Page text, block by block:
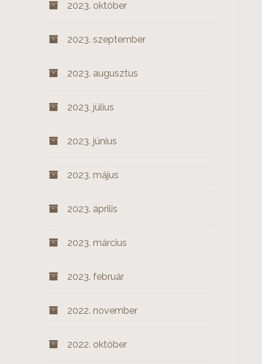
2023. október
2023. szeptember
2023. augusztus
2023. július
2023. június
2023. május
2023. április
2023. március
2023. február
2022. november
2022. október